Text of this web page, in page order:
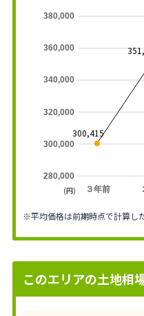
３年前
280,000
300,000
320,000
340,000
360,000
380,000
300,415
(円)
※平均価格は前期時点で計算し
このエリアの土地相